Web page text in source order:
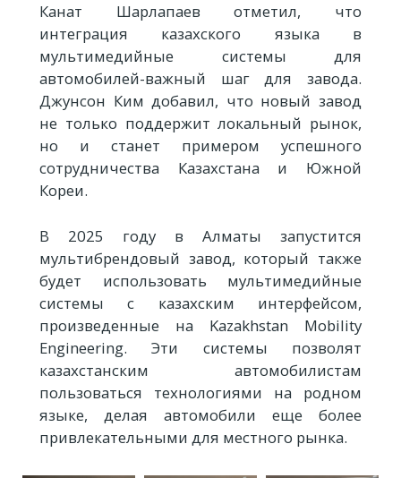
Канат Шарлапаев отметил, что
интеграция казахского языка в
мультимедийные системы для
автомобилей-важный шаг для завода.
Джунсон Ким добавил, что новый завод
не только поддержит локальный рынок,
но и станет примером успешного
сотрудничества Казахстана и Южной
Кореи.
В 2025 году в Алматы запустится
мультибрендовый завод, который также
будет использовать мультимедийные
системы с казахским интерфейсом,
произведенные на Kazakhstan Mobility
Engineering. Эти системы позволят
казахстанским автомобилистам
пользоваться технологиями на родном
языке, делая автомобили еще более
привлекательными для местного рынка.